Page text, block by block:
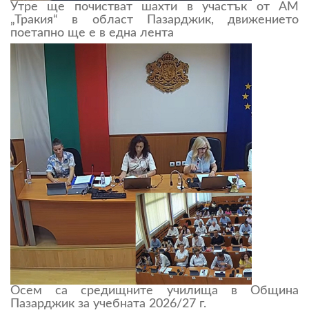
Утре ще почистват шахти в участък от АМ
„Тракия“ в област Пазарджик, движението
поетапно ще е в една лента
Осем са средищните училища в Община
Пазарджик за учебната 2026/27 г.